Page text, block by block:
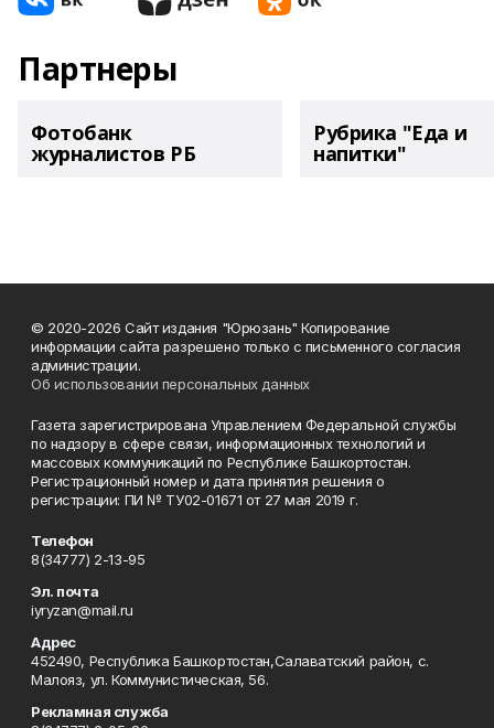
Партнеры
Фотобанк
журналистов РБ
Рубрика "Еда и
напитки"
© 2020-2026 Сайт издания "Юрюзань" Копирование
информации сайта разрешено только с письменного согласия
администрации.
Об использовании персональных данных
Газета зарегистрирована Управлением Федеральной службы
по надзору в сфере связи, информационных технологий и
массовых коммуникаций по Республике Башкортостан.
Регистрационный номер и дата принятия решения о
регистрации: ПИ № ТУ02-01671 от 27 мая 2019 г.
Телефон
8(34777) 2-13-95
Эл. почта
iyryzan@mail.ru
Адрес
452490, Республика Башкортостан,Салаватский район, с.
Малояз, ул. Коммунистическая, 56.
Рекламная служба